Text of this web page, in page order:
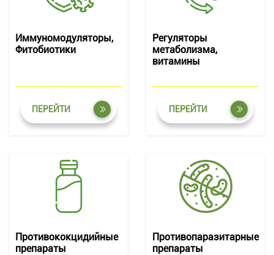
Иммуномодуляторы,
Фитобиотики
ПЕРЕЙТИ
Регуляторы
метаболизма,
витамины
ПЕРЕЙТИ
Противококцидийные
препараты
Противопаразитарные
препараты